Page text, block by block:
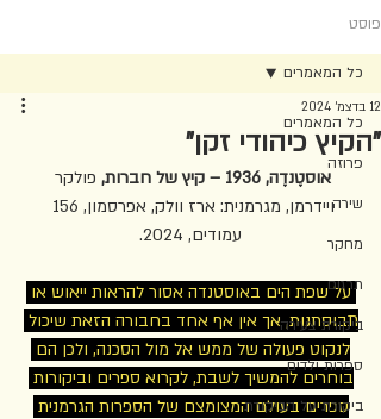
פוסט
כל המאמרים
פרוזה
שירה
מחקר
תרגום
ביקורת צעירה
ספרות ילדים
ביקורת על הביקורת
כל המאמרים
"הקיץ כיהודי זקן"
12 בדצמ׳ 2024
אוסטֶנדֶה, 1936 – קיץ של חברות,
פולקר
ויידרמן,
עמודים, 2024.
על שפת הים באוסטנדה אסור להראות ייאוש או
תבוסתנות, אך אין אף אחד בחבורה הזאת שיכול
לנקוט פעולה של ממש אל מול הסכנה, ולכן הם
בוחרים להמשיך לשבת, לקרוא ספרים וביקורות
ספרים בעולם המצומצם של הספרות הגרמנית